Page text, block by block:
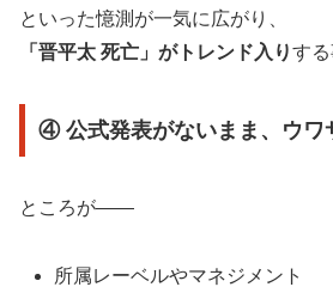
といった憶測が一気に広がり、
「晋平太 死亡」がトレンド入りする
④ 公式発表がないまま、ウワ
ところが――
所属レーベルやマネジメント